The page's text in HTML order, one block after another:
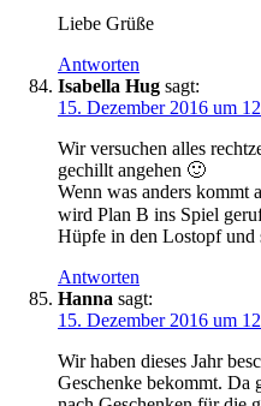
Liebe Grüße
Antworten
Isabella Hug sagt:
15. Dezember 2016 um
Wir versuchen alles
gechillt angehen 🙂
Wenn was anders
wird Plan B ins Spiel
Hüpfe in den Lostopf und
Antworten
Hanna sagt:
15. Dezember 2016 um
Wir haben dieses Jahr
Geschenke bekommt. Da